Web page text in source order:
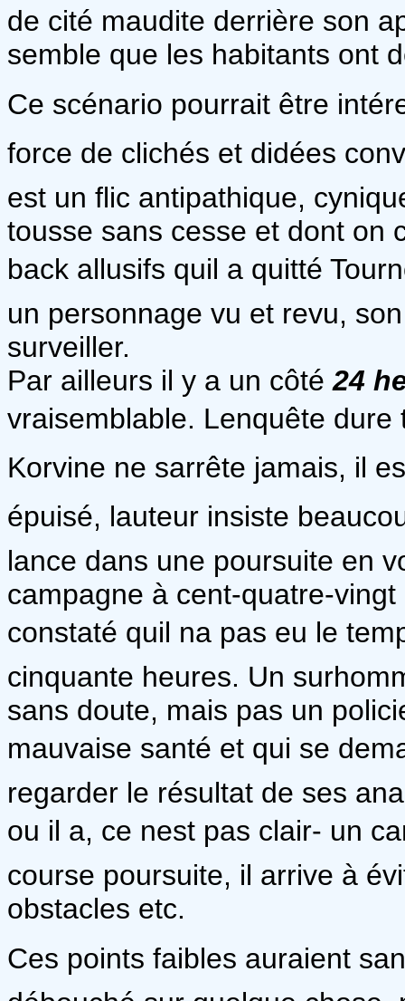
de cité maudite derrière son
semble que les habitants ont
Ce scénario pourrait être
force de clichés et didées
est un flic antipathique,
tousse sans cesse et dont on
back allusifs quil a quitté
un personnage vu et revu,
surveiller.
Par ailleurs il y a un côté24
vraisemblable. Lenquête
Korvine ne sarrête jamais, il
épuisé, lauteur insiste
lance dans une poursuite en
campagne à cent-quatre-
constaté quil na pas eu le
cinquante heures. Un
sans doute, mais pas un
mauvaise santé et qui se
regarder le résultat de ses
ou il a, ce nest pas clair- un
course poursuite, il arrive à
obstacles etc.
Ces points faibles auraient